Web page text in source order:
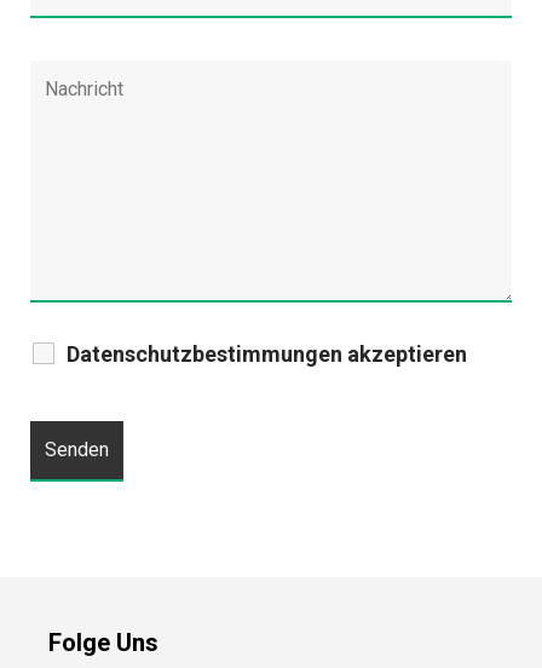
Datenschutzbestimmungen akzeptieren
Folge Uns